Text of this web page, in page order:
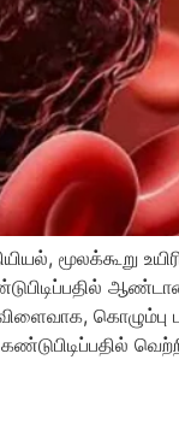
மூலக்கூறு
கொழும்பு